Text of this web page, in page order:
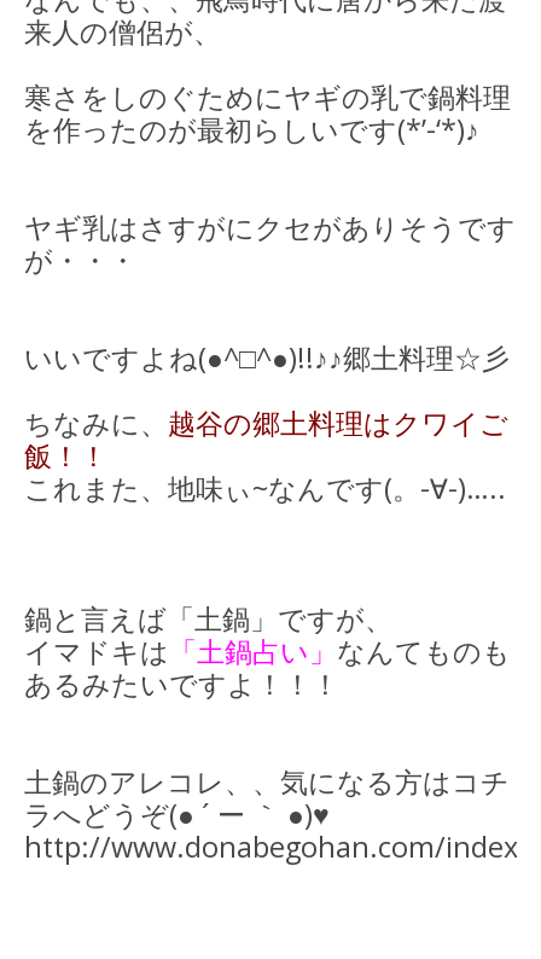
来人の僧侶が、
寒さをしのぐためにヤギの乳で鍋料理
を作ったのが最初らしいです(*’-‘*)♪
ヤギ乳はさすがにクセがありそうです
が・・・
いいですよね(●^□^●)!!♪♪郷土料理☆彡
ちなみに、 越谷の郷土料理はクワイご
飯！！
これまた、地味ぃ~なんです(。-∀-)…..
鍋と言えば「土鍋」ですが、
イマドキは 「土鍋占い」 なんてものも
あるみたいですよ！！！
土鍋のアレコレ、、気になる方はコチ
ラへどうぞ(● ´ ー ｀ ●)♥
http://www.donabegohan.com/